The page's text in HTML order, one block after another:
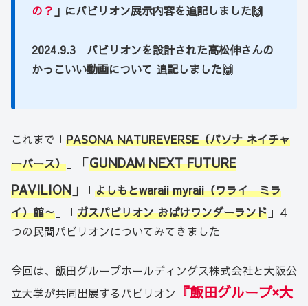
の？ 」にパビリオン展示内容を追記しました🙌
2024.9.3 パビリオンを設計された高松伸さんの
かっこいい動画について 追記しました🙌
これまで「PASONA NATUREVERSE（パソナ ネイチャ
ーバース） 」 「GUNDAM NEXT FUTURE
PAVILION 」 「よしもとwaraii myraii（ワライ ミラ
イ）館～ 」「ガスパビリオン おばけワンダーランド 」４
つの民間パビリオンについてみてきました
今回は、飯田グループホールディングス株式会社と大阪公
立大学が共同出展するパビリオン 『飯田グループ×大